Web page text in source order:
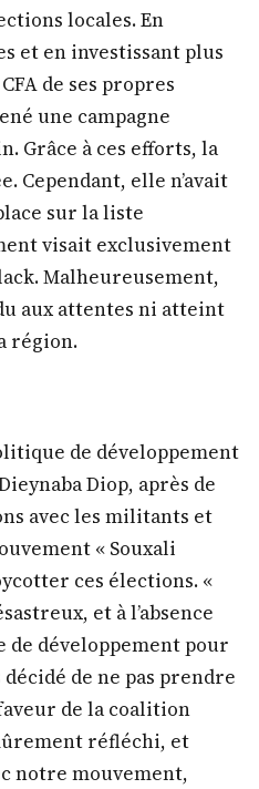
locales. En
et en investissant plus
de ses propres
une campagne
Grâce à ces efforts, la
Cependant, elle n’avait
sur la liste
visait exclusivement
Malheureusement,
aux attentes ni atteint
région.
de développement
Diop, après de
avec les militants et
« Souxali
ces élections. «
et à l’absence
de développement pour
de ne pas prendre
de la coalition
réfléchi, et
notre mouvement,